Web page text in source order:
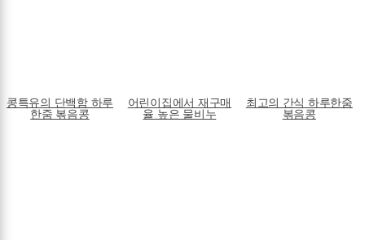
콩특유의 단백함 하루
한줌 볶음콩
어린이집에서 재구매
율 높은 물비누
최고의 간식 하루한줌
볶음콩